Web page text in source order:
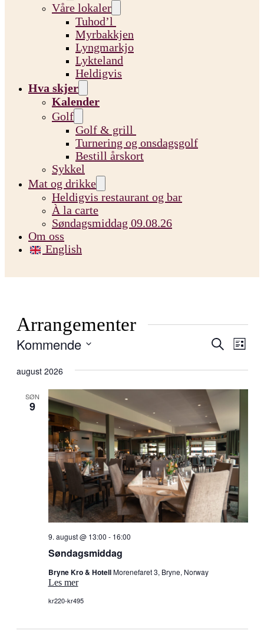
Våre lokaler
Tuhod’l
Myrbakkjen
Lyngmarkjo
Lykteland
Heldigvis
Hva skjer
Kalender
Golf
Golf & grill
Turnering og onsdagsgolf
Bestill årskort
Sykkel
Mat og drikke
Heldigvis restaurant og bar
À la carte
Søndagsmiddag 09.08.26
Om oss
English
Arrangementer
og
Søk
Liste
Kommende
dato.
august 2026
SØN
9
Søndagsmiddag
9. august @ 13:00 - 16:00
Bryne Kro & HotellMorenefaret 3, Bryne, Norway
Les mer
kr220-kr495